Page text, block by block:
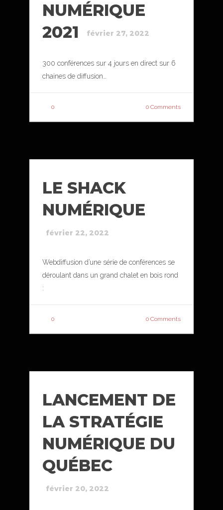
NUMÉRIQUE
2021
février 27, 2022
300 conférences sur 4 jours en direct sur 6
chaines de diffusion…
0 0 Comments
LE SHACK
NUMÉRIQUE
février 22, 2022
Webdiffusion d’une série de conférences se
déroulant dans un grand chalet en bois rond
:
0 0 Comments
LANCEMENT DE
LA STRATÉGIE
NUMÉRIQUE DU
QUÉBEC
février 20, 2022